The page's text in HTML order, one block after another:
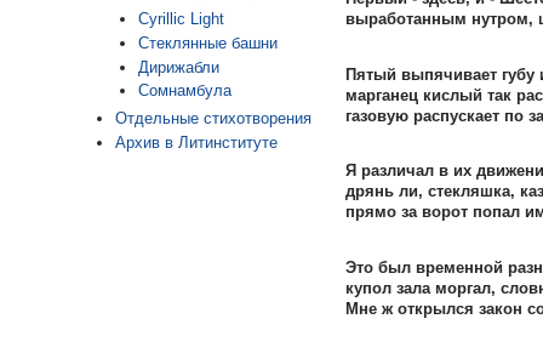
Cyrillic Light
Стеклянные башни
Дирижабли
Сомнамбула
Отдельные стихотворения
Архив в Литинституте
выработанным нутром,
Пятый выпячивает губу
марганец кислый так
газовую распускает по
Я различал в их
дрянь ли, стекляшка,
прямо за ворот попал
Это был временной
купол зала моргал,
Мне ж открылся закон